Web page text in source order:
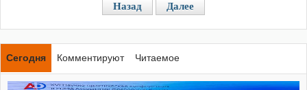
Назад Далее
Сегодня Комментируют Читаемое